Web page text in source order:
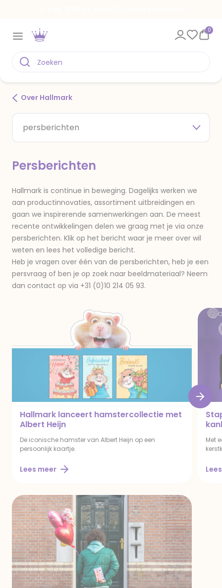
0
Over Hallmark
persberichten
Persberichten
Hallmark is continue in beweging. Dagelijks werken we
aan productinnovaties, assortiment uitbreidingen en
gaan we inspirerende samenwerkingen aan. De meest
recente ontwikkelingen delen we graag met je via onze
persberichten. Klik op het bericht waar je meer over wil
weten en lees het volledige bericht.
Heb je vragen over één van de persberichten, heb je een
persvraag of ben je op zoek naar beeldmateriaal? Neem
dan contact op via +31 (0)10 214 05 93.
Hallmark lanceert hamstercollectie met
Albert Heijn
De iconische hamster van Albert Heijn op een
persoonlijk kaartje.
Lees meer
Met